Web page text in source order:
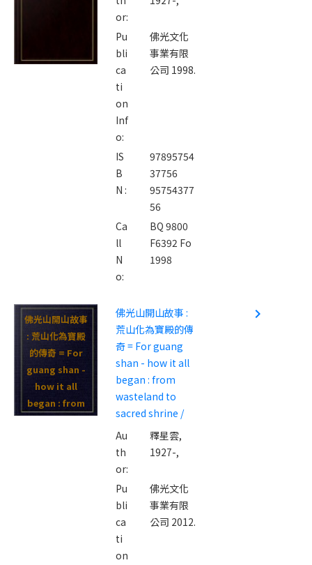
or:
Pu
bli
ca
ti
on
Inf
o:
佛光文化
事業有限
公司 1998.
IS
B
N :
97895754
37756
95754377
56
Ca
ll
N
o:
BQ 9800
F6392 Fo
1998
佛光山開山故事
: 荒山化為寶殿
的傳奇 = For
guang shan -
how it all
began : from
wasteland to
佛光山開山故事 :
荒山化為寶殿的傳
奇 = For guang
shan - how it all
began : from
wasteland to
sacred shrine /
Au
th
or:
釋星雲,
1927-,
Pu
bli
ca
ti
on
佛光文化
事業有限
公司 2012.
navigate_next